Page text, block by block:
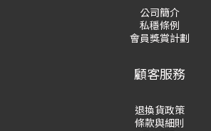
公司簡介
私穩條例
會員獎賞計劃
顧客服務
退換貨政策
條款與細則